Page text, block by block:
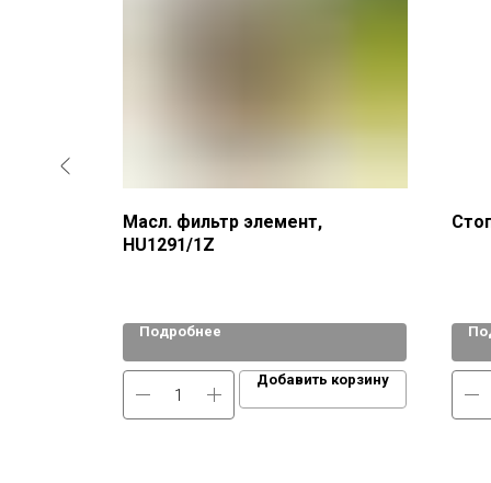
Масл. фильтр элемент,
HU1291/1Z
Подробнее
Добавить корзину